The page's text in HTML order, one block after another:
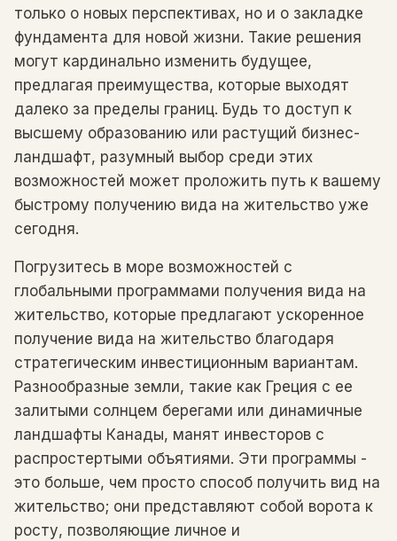
только о новых перспективах, но и о закладке
фундамента для новой жизни. Такие решения
могут кардинально изменить будущее,
предлагая преимущества, которые выходят
далеко за пределы границ. Будь то доступ к
высшему образованию или растущий бизнес-
ландшафт, разумный выбор среди этих
возможностей может проложить путь к вашему
быстрому получению вида на жительство уже
сегодня.
Погрузитесь в море возможностей с
глобальными программами получения вида на
жительство, которые предлагают ускоренное
получение вида на жительство благодаря
стратегическим инвестиционным вариантам.
Разнообразные земли, такие как Греция с ее
залитыми солнцем берегами или динамичные
ландшафты Канады, манят инвесторов с
распростертыми объятиями. Эти программы -
это больше, чем просто способ получить вид на
жительство; они представляют собой ворота к
росту, позволяющие личное и